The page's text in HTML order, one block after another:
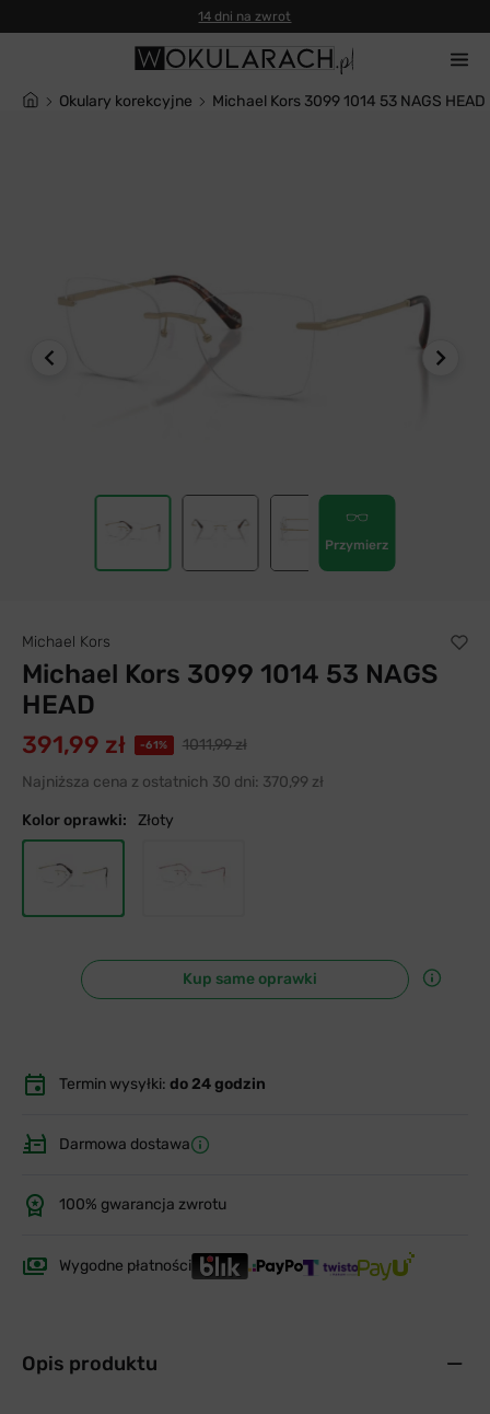
14 dni na zwrot
Okulary korekcyjne Michael Kors 3099 1014 53 NAGS HEAD
Przymierz
Michael Kors
Michael Kors 3099 1014 53 NAGS
HEAD
391,99 zł -61%
1011,99 zł
Najniższa cena z ostatnich 30 dni: 370,99 zł
Kolor oprawki: Złoty
Kup same oprawki
Termin wysyłki: do 24 godzin
Darmowa dostawa
100% gwarancja zwrotu
Wygodne płatności
Opis produktu